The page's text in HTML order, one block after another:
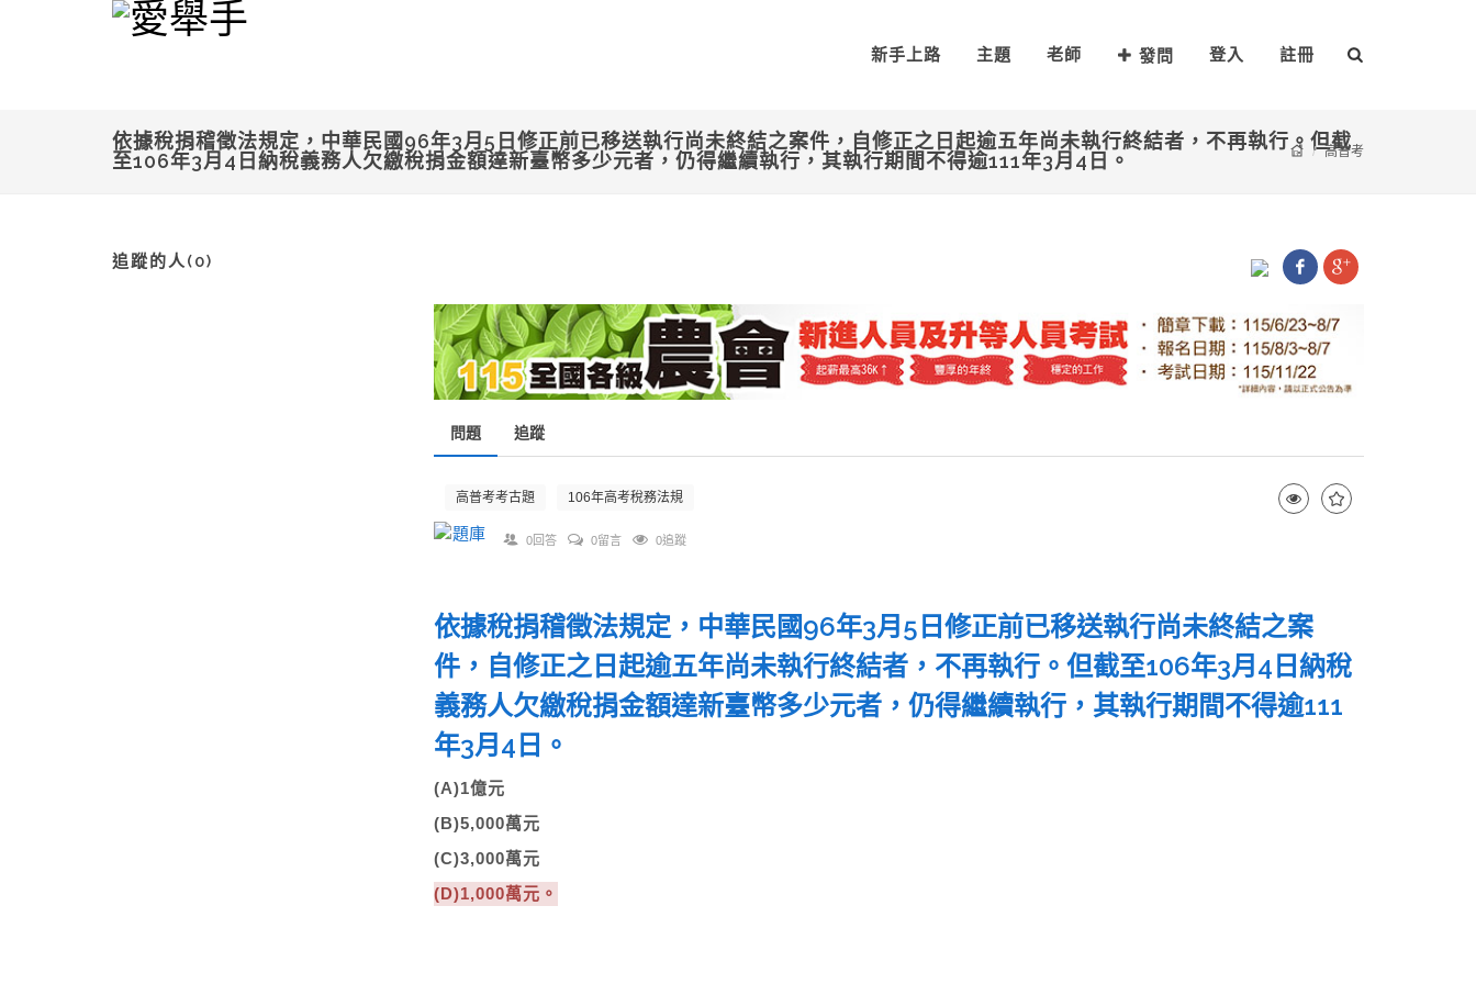
新手上路 主題 老師 發問 登入 註冊
依據稅捐稽徵法規定，中華民國96年3月5日修正前已移送執行尚未終結之案件，自修正之日起逾五年尚未執行終結者，不再執行。但截
至106年3月4日納稅義務人欠繳稅捐金額達新臺幣多少元者，仍得繼續執行，其執行期間不得逾111年3月4日。
高普考
追蹤的人(0)
問題 追蹤
高普考考古題 106年高考稅務法規
0回答 0留言 0追蹤
依據稅捐稽徵法規定，中華民國96年3月5日修正前已移送執行尚未終結之案
件，自修正之日起逾五年尚未執行終結者，不再執行。但截至106年3月4日納稅
義務人欠繳稅捐金額達新臺幣多少元者，仍得繼續執行，其執行期間不得逾111
年3月4日。
(A)1億元
(B)5,000萬元
(C)3,000萬元
(D)1,000萬元。